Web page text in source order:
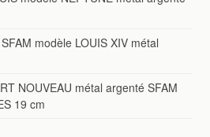
modèle LOUIS XIV métal
NOUVEAU métal argenté SFAM
19 cm